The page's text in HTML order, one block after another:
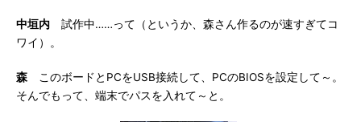
中垣内 試作中……って（というか、森さん作るのが速すぎてコ
ワイ）。
森 このボードとPCをUSB接続して、PCのBIOSを設定して～。
そんでもって、端末でパスを入れて～と。